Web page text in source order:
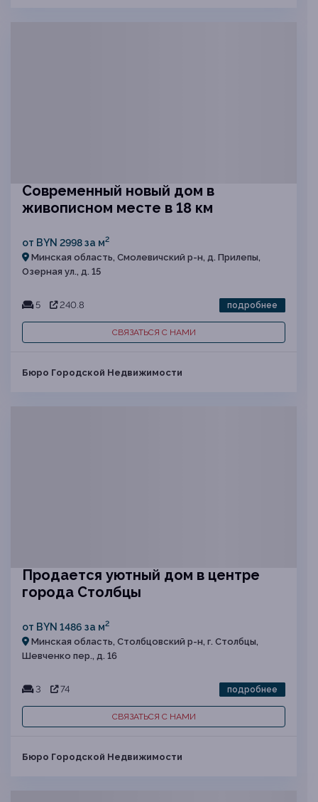
Современный новый дом в
живописном месте в 18 км
от BYN 2998 за м2
Минская область, Смолевичский р-н, д. Прилепы,
Озерная ул., д. 15
5 240.8 подробнее
СВЯЗАТЬСЯ С НАМИ
Бюро Городской Недвижимости
Продается уютный дом в центре
города Столбцы
от BYN 1486 за м2
Минская область, Столбцовский р-н, г. Столбцы,
Шевченко пер., д. 16
3 74 подробнее
СВЯЗАТЬСЯ С НАМИ
Бюро Городской Недвижимости